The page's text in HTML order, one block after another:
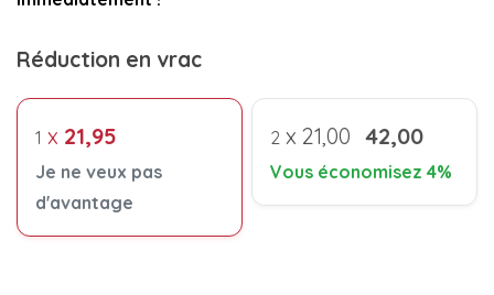
Réduction en vrac
1 x 21,95
Je ne veux pas
d'avantage
2 x 21,00 42,00
Vous économisez 4%